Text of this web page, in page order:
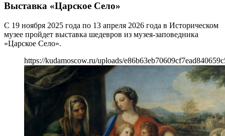
Выставка «Царское Село»
С 19 ноября 2025 года по 13 апреля 2026 года в Историческом
музее пройдет выставка шедевров из музея-заповедника
«Царское Село».
https://kudamoscow.ru/uploads/